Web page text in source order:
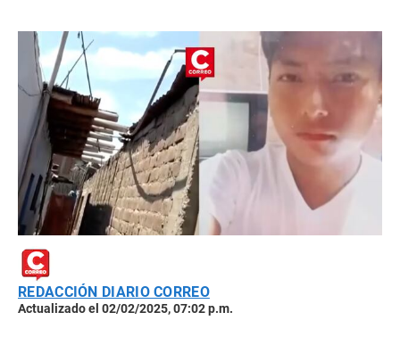
REDACCIÓN DIARIO CORREO
Actualizado el 02/02/2025, 07:02 p.m.